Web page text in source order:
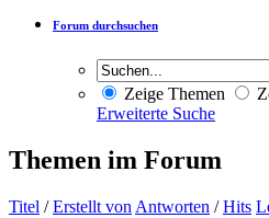
Forum durchsuchen
Zeige Themen
Erweiterte Suche
Themen im Forum
Titel /Erstellt von Antworten /Hits